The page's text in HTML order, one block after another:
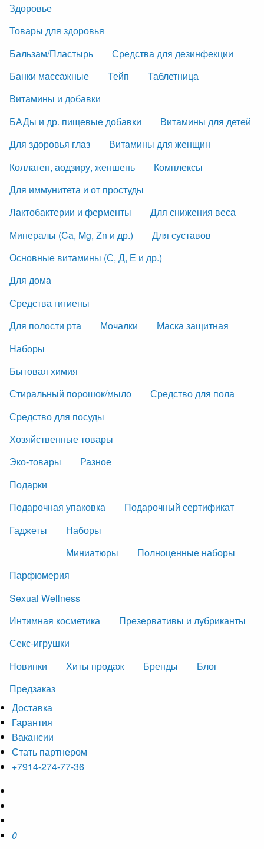
Здоровье
Товары для здоровья
Бальзам/Пластырь
Средства для дезинфекции
Банки массажные
Тейп
Таблетница
Витамины и добавки
БАДы и др. пищевые добавки
Витамины для детей
Для здоровья глаз
Витамины для женщин
Коллаген, аодзиру, женшень
Комплексы
Для иммунитета и от простуды
Лактобактерии и ферменты
Для снижения веса
Минералы (Ca, Mg, Zn и др.)
Для суставов
Основные витамины (С, Д, Е и др.)
Для дома
Средства гигиены
Для полости рта
Мочалки
Маска защитная
Наборы
Бытовая химия
Стиральный порошок/мыло
Средство для пола
Средство для посуды
Хозяйственные товары
Эко-товары
Разное
Подарки
Подарочная упаковка
Подарочный сертификат
Гаджеты
Наборы
Миниатюры
Полноценные наборы
Парфюмерия
Sexual Wellness
Интимная косметика
Презервативы и лубриканты
Секс-игрушки
Новинки
Хиты продаж Бренды
Блог
Предзаказ
Доставка
Гарантия
Вакансии
Стать партнером
+7914-274-77-36
0